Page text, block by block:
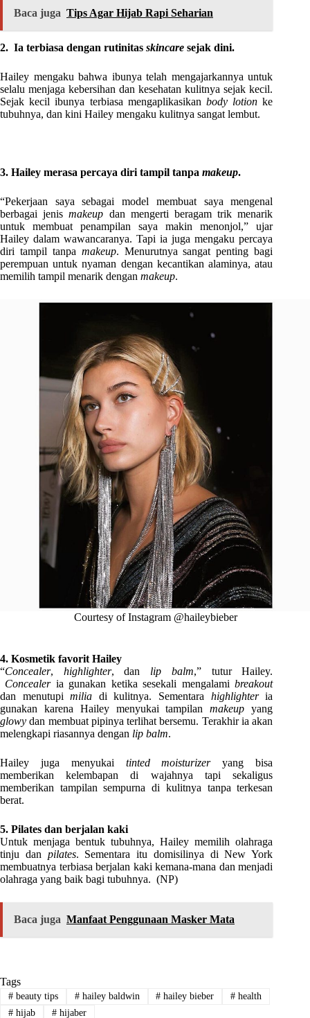
Baca juga Tips Agar Hijab Rapi Seharian
2. Ia terbiasa dengan rutinitas skincare sejak dini.
Hailey mengaku bahwa ibunya telah mengajarkannya untuk
selalu menjaga kebersihan dan kesehatan kulitnya sejak kecil.
Sejak kecil ibunya terbiasa mengaplikasikan body lotion ke
tubuhnya, dan kini Hailey mengaku kulitnya sangat lembut.
3. Hailey merasa percaya diri tampil tanpa makeup.
“Pekerjaan saya sebagai model membuat saya mengenal
berbagai jenismakeup dan mengerti beragam trik menarik
untuk membuat penampilan saya makin menonjol,” ujar
Hailey dalam wawancaranya. Tapi ia juga mengaku percaya
diri tampil tanpa makeup. Menurutnya sangat penting bagi
perempuan untuk nyaman dengan kecantikan alaminya, atau
memilih tampil menarik dengan makeup.
Courtesy of Instagram @haileybieber
4. Kosmetik favorit Hailey
“Concealer, highlighter, dan lip balm,” tutur Hailey.
Concealeria gunakan ketika sesekali mengalamibreakout
dan menutupimilia di kulitnya. Sementara highlighteria
gunakan karena Hailey menyukai tampilanmakeup yang
glowy dan membuat pipinya terlihat bersemu. Terakhir ia akan
melengkapi riasannya dengan lip balm.
Hailey juga menyukai tinted moisturizeryang bisa
memberikan kelembapan di wajahnya tapi sekaligus
memberikan tampilan sempurna di kulitnya tanpa terkesan
berat.
5. Pilates dan berjalan kaki
Untuk menjaga bentuk tubuhnya, Hailey memilih olahraga
tinju dan pilates. Sementara itu domisilinya di New York
membuatnya terbiasa berjalan kaki kemana-mana dan menjadi
olahraga yang baik bagi tubuhnya. (NP)
Baca juga Manfaat Penggunaan Masker Mata
Tags
#beauty tips #hailey baldwin # hailey bieber # health
#hijab #hijaber